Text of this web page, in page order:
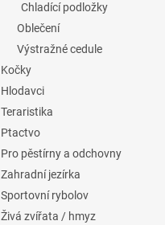
Chladící podložky
Oblečení
Výstražné cedule
Kočky
Hlodavci
Teraristika
Ptactvo
Pro pěstírny a odchovny
Zahradní jezírka
Sportovní rybolov
Živá zvířata / hmyz